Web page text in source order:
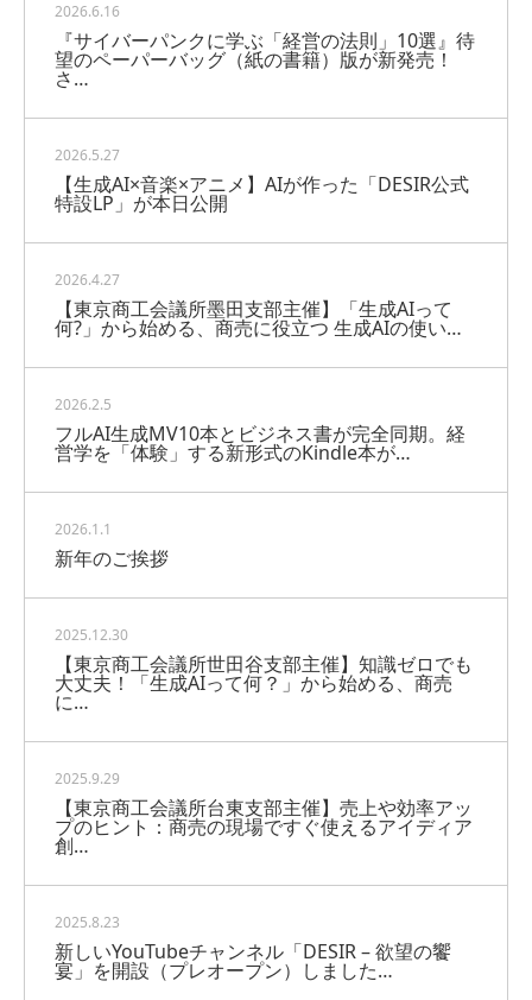
2026.6.16
『サイバーパンクに学ぶ「経営の法則」10選』待
望のペーパーバッグ（紙の書籍）版が新発売！
さ…
2026.5.27
【生成AI×音楽×アニメ】AIが作った「DESIR公式
特設LP」が本日公開
2026.4.27
【東京商工会議所墨田支部主催】「生成AIって
何?」から始める、商売に役立つ 生成AIの使い…
2026.2.5
フルAI生成MV10本とビジネス書が完全同期。経
営学を「体験」する新形式のKindle本が…
2026.1.1
新年のご挨拶
2025.12.30
【東京商工会議所世田谷支部主催】知識ゼロでも
大丈夫！「生成AIって何？」から始める、商売
に…
2025.9.29
【東京商工会議所台東支部主催】売上や効率アッ
プのヒント：商売の現場ですぐ使えるアイディア
創…
2025.8.23
新しいYouTubeチャンネル「DESIR – 欲望の饗
宴」を開設（プレオープン）しました…